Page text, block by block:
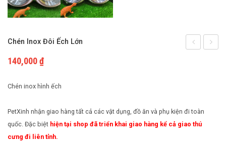
Cách nuôi động vật bò sát
Phụ kiện cho chim
Cách nuôi chim cảnh
nhỏ
Chén Inox Đôi Ếch Lớn
140,000₫
Chén inox hình ếch
PetXinh nhận giao hàng tất cả các vật dụng, đồ ăn và phụ kiện đi toàn
quốc. Đặc biệt hiện tại shop đã triển khai giao hàng kể cả giao thú
cưng đi liên tỉnh.